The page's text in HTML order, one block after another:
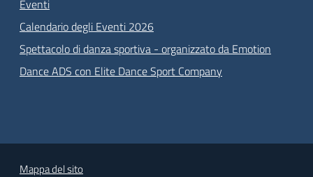
Eventi
Calendario degli Eventi 2026
Spettacolo di danza sportiva - organizzato da Emotion
Dance ADS con Elite Dance Sport Company
Mappa del sito